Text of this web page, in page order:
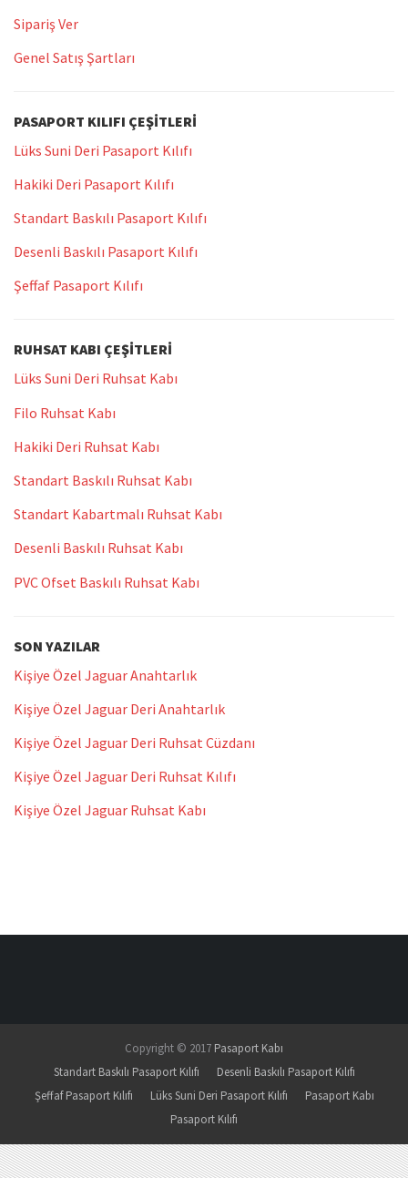
Sipariş Ver
Genel Satış Şartları
PASAPORT KILIFI ÇEŞITLERI
Lüks Suni Deri Pasaport Kılıfı
Hakiki Deri Pasaport Kılıfı
Standart Baskılı Pasaport Kılıfı
Desenli Baskılı Pasaport Kılıfı
Şeffaf Pasaport Kılıfı
RUHSAT KABI ÇEŞITLERI
Lüks Suni Deri Ruhsat Kabı
Filo Ruhsat Kabı
Hakiki Deri Ruhsat Kabı
Standart Baskılı Ruhsat Kabı
Standart Kabartmalı Ruhsat Kabı
Desenli Baskılı Ruhsat Kabı
PVC Ofset Baskılı Ruhsat Kabı
SON YAZILAR
Kişiye Özel Jaguar Anahtarlık
Kişiye Özel Jaguar Deri Anahtarlık
Kişiye Özel Jaguar Deri Ruhsat Cüzdanı
Kişiye Özel Jaguar Deri Ruhsat Kılıfı
Kişiye Özel Jaguar Ruhsat Kabı
Copyright © 2017 Pasaport Kabı
Standart Baskılı Pasaport Kılıfı
Desenli Baskılı Pasaport Kılıfı
Şeffaf Pasaport Kılıfı
Lüks Suni Deri Pasaport Kılıfı
Pasaport Kabı
Pasaport Kılıfı